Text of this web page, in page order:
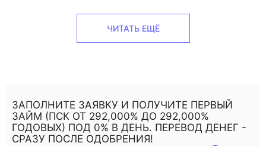
ЧИТАТЬ ЕЩЁ
ЗАПОЛНИТЕ ЗАЯВКУ И ПОЛУЧИТЕ ПЕРВЫЙ
ЗАЙМ (ПСК ОТ 292,000% ДО 292,000%
ГОДОВЫХ) ПОД 0% В ДЕНЬ. ПЕРЕВОД ДЕНЕГ -
СРАЗУ ПОСЛЕ ОДОБРЕНИЯ!